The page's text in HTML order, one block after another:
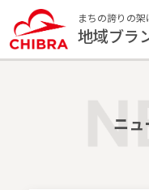
まちの誇りの架
地域ブラ
ニュ